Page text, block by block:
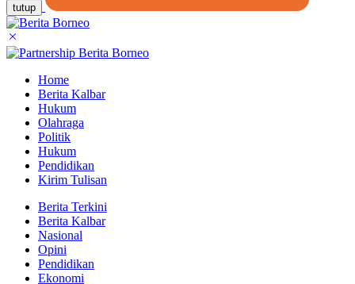
tutup
Home
Berita Kalbar
Hukum
Olahraga
Politik
Hukum
Pendidikan
Kirim Tulisan
Berita Terkini
Berita Kalbar
Nasional
Opini
Pendidikan
Ekonomi